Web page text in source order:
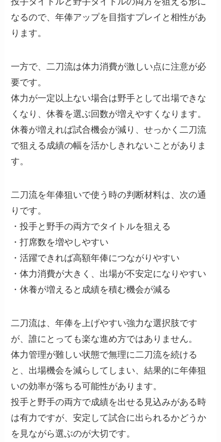
なるので、年俸アップを目指すプレイと相性があ
ります。
一方で、二刀流は体力消費が激しい点に注意が必
要です。
体力が一定以上ない場合は野手として出場できな
くなり、休養を選ぶ回数が増えやすくなります。
休養が増えれば試合機会が減り、せっかく二刀流
で狙える成績の幅を活かしきれないことがありま
す。
二刀流を年俸狙いで使う時の判断材料は、次の通
りです。
・投手と野手の両方でタイトルを狙える
・打席数を増やしやすい
・活躍できれば高額年俸につながりやすい
・体力消費が大きく、出場が不安定になりやすい
・休養が増えると成績を積む機会が減る
二刀流は、年俸を上げやすい強力な選択肢です
が、誰にとっても楽な進め方ではありません。
体力管理が難しい状態で無理に二刀流を続ける
と、出場機会を減らしてしまい、結果的に年俸狙
いの効率が落ちる可能性があります。
投手と野手の両方で成績を出せる見込みがある時
は有力ですが、安定して試合に出られるかどうか
を見ながら選ぶのが大切です。